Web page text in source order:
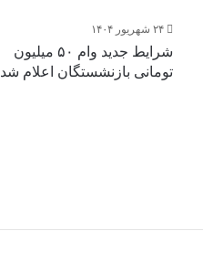
۲۴ شهریور ۱۴۰۴
شرایط جدید وام ۵۰ میلیون
تومانی بازنشستگان اعلام شد